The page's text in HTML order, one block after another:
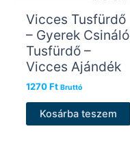
Vicces Tusfürdő
– Gyerek Csináló
Tusfürdő –
Vicces Ajándék
1270Ft Bruttó
Kosárba teszem